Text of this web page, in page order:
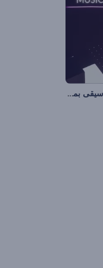
تجسيد بصري للموسيقى بمكعبات الفسيفساء